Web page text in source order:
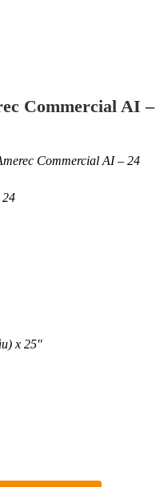
Commercial AI –
Commercial AI – 24
x 25″